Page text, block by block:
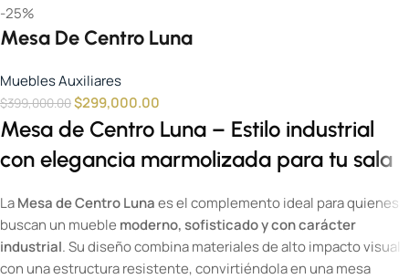
-25%
Mesa De Centro Luna
Muebles Auxiliares
$399,000.00$299,000.00
Mesa de Centro Luna – Estilo industrial
con elegancia marmolizada para tu sala
LaMesa de Centro Lunaes el complemento ideal para quienes
buscan un mueble moderno, sofisticado y con carácter
industrial. Su diseño combina materiales de alto impacto visual
con una estructura resistente, convirtiéndola en una mesa